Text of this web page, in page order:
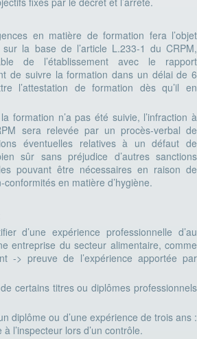
en matière de formation fera l’objet
la base de l’article L.233-1 du CRPM,
de l’établissement avec le rapport
de suivre la formation dans un délai de 6
l’attestation de formation dès qu’il en
formation n’a pas été suivie, l’infraction à
sera relevée par un procès-verbal de
éventuelles relatives à un défaut de
sûr sans préjudice d’autres sanctions
pouvant être nécessaires en raison de
conformités en matière d’hygiène.
d’une expérience professionnelle d’au
entreprise du secteur alimentaire, comme
-> preuve de l’expérience apportée par
certains titres ou diplômes professionnels
diplôme ou d’une expérience de trois ans :
l’inspecteur lors d’un contrôle.